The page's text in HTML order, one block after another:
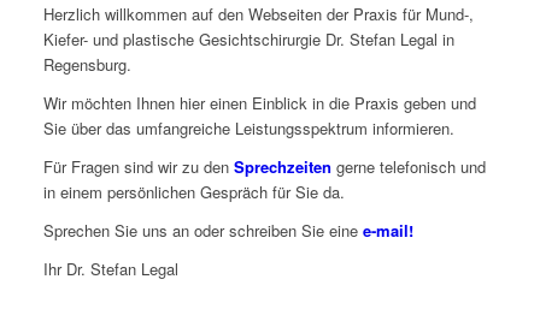
Herzlich willkommen auf den Webseiten der Praxis für Mund-,
Kiefer- und plastische Gesichtschirurgie Dr. Stefan Legal in
Regensburg.
Wir möchten Ihnen hier einen Einblick in die Praxis geben und
Sie über das umfangreiche Leistungsspektrum informieren.
Für Fragen sind wir zu den Sprechzeiten gerne telefonisch und
in einem persönlichen Gespräch für Sie da.
Sprechen Sie uns an oder schreiben Sie eine e-mail!
Ihr Dr. Stefan Legal